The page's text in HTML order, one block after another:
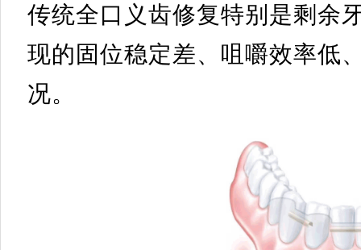
传统全口义齿修复特别是剩余
现的固位稳定差、咀嚼效率低
况。